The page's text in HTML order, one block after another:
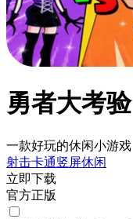
勇者大考验
一款好玩的休闲小游戏
射击卡通竖屏休闲
立即下载
官方正版